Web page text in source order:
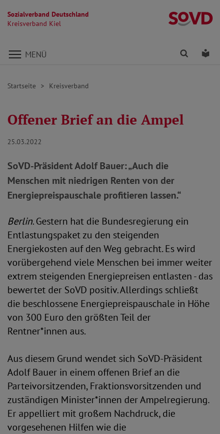
Sozialverband Deutschland
Kreisverband Kiel
Direkt zu den Inhalten springen
MENÜ Finden
Startseite Kreisverband
Offener Brief an die Ampel
25.03.2022
SoVD-Präsident Adolf Bauer: „Auch die
Menschen mit niedrigen Renten von der
Energiepreispauschale profitieren lassen.“
Berlin. Gestern hat die Bundesregierung ein
Entlastungspaket zu den steigenden
Energiekosten auf den Weg gebracht. Es wird
vorübergehend viele Menschen bei immer weiter
extrem steigenden Energiepreisen entlasten - das
bewertet der SoVD positiv. Allerdings schließt
die beschlossene Energiepreispauschale in Höhe
von 300 Euro den größten Teil der
Rentner*innen aus.
Aus diesem Grund wendet sich SoVD-Präsident
Adolf Bauer in einem offenen Brief an die
Parteivorsitzenden, Fraktionsvorsitzenden und
zuständigen Minister*innen der Ampelregierung.
Er appelliert mit großem Nachdruck, die
vorgesehenen Hilfen wie die